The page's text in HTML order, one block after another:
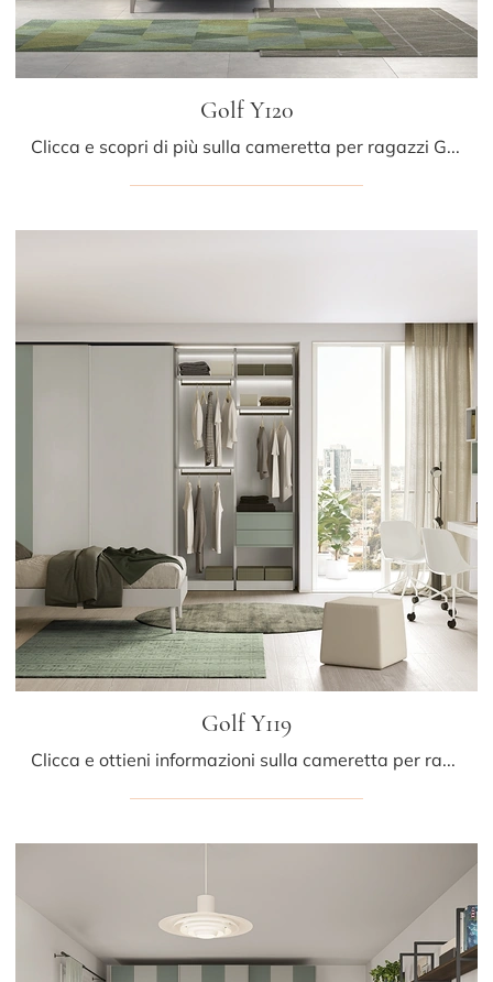
Golf Y120
Clicca e scopri di più sulla cameretta per ragazzi Golf Y120! Le Camerette componibili Colombini Casa ti aspettano.
Golf Y119
Clicca e ottieni informazioni sulla cameretta per ragazzi Golf Y119! Le Camerette componibili Colombini Casa ti aspettano.